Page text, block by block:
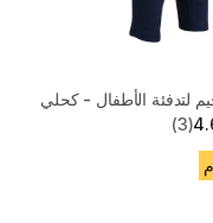
لتدفئة الأطفال - كحلي
(3)